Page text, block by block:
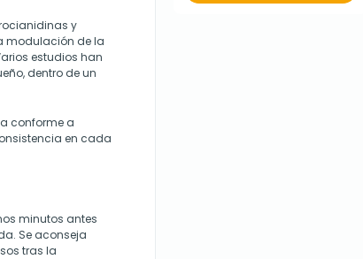
y
modulación de la
estudios han
dentro de un
conforme a
en cada
minutos antes
Se aconseja
tras la